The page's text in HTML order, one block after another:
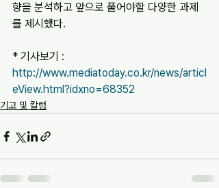
향을 분석하고 앞으로 풀어야할 다양한 과제
를 제시했다.
* 기사보기 :
http://www.mediatoday.co.kr/news/articl
eView.html?idxno=68352
기고 및 칼럼